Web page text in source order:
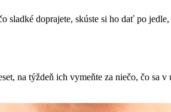
sladké doprajete, skúste si ho dať po
na týždeň ich vymeňte za niečo, čo sa v